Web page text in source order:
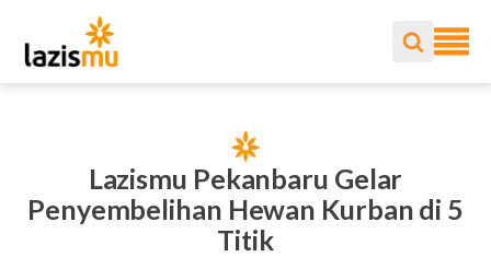
Lazismu Pekanbaru Gelar
Penyembelihan Hewan Kurban di 5
Titik